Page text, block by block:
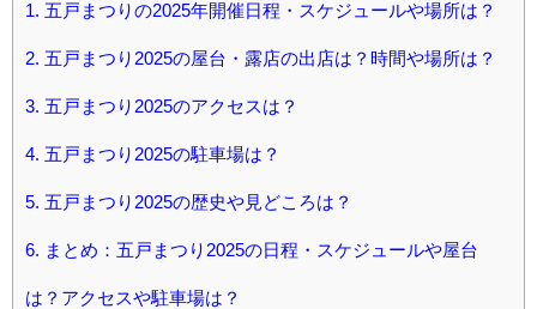
1. 五戸まつりの2025年開催日程・スケジュールや場所は？
2. 五戸まつり2025の屋台・露店の出店は？時間や場所は？
3. 五戸まつり2025のアクセスは？
4. 五戸まつり2025の駐車場は？
5. 五戸まつり2025の歴史や見どころは？
6. まとめ：五戸まつり2025の日程・スケジュールや屋台
は？アクセスや駐車場は？